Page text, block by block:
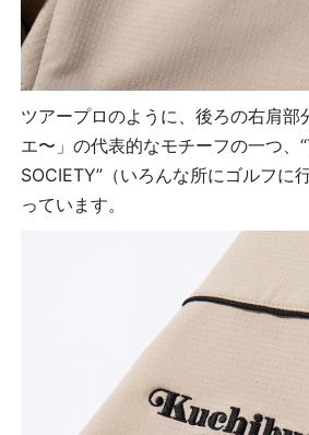
ツアープロのように、後ろの右肩部
エ〜」の代表的なモチーフの一つ、
SOCIETY”（いろんな所にゴルフに
っています。